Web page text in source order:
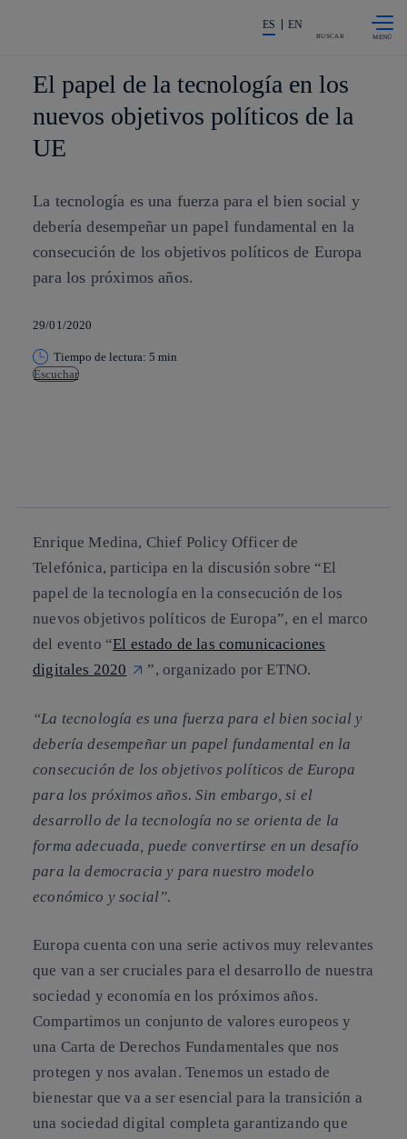
La acción en accionistas e
ES EN
BUSCAR
El papel de la tecnología en los
nuevos objetivos políticos de la
UE
La tecnología es una fuerza para el bien social y
debería desempeñar un papel fundamental en la
consecución de los objetivos políticos de Europa
para los próximos años.
29/01/2020
Tiempo de lectura: 5 min
Escuchar
Enrique Medina, Chief Policy Officer de
Telefónica, participa en la discusión sobre “El
papel de la tecnología en la consecución de los
nuevos objetivos políticos de Europa”, en el marco
del evento “El estado de las comunicaciones
digitales 2020
”, organizado por ETNO.
“La tecnología es una fuerza para el bien social y
debería desempeñar un papel fundamental en la
consecución de los objetivos políticos de Europa
para los próximos años. Sin embargo, si el
desarrollo de la tecnología no se orienta de la
forma adecuada, puede convertirse en un desafío
para la democracia y para nuestro modelo
económico y social”.
Europa cuenta con una serie activos muy relevantes
que van a ser cruciales para el desarrollo de nuestra
sociedad y economía en los próximos años.
Compartimos un conjunto de valores europeos y
una Carta de Derechos Fundamentales que nos
protegen y nos avalan. Tenemos un estado de
bienestar que va a ser esencial para la transición a
una sociedad digital completa garantizando que